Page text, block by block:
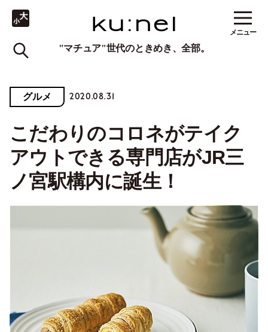
"マチュア"世代のときめき、全部。
メニュー
グルメ 2020.08.31
こだわりのコロネがテイク
アウトできる専門店がJR三
ノ宮駅構内に誕生！